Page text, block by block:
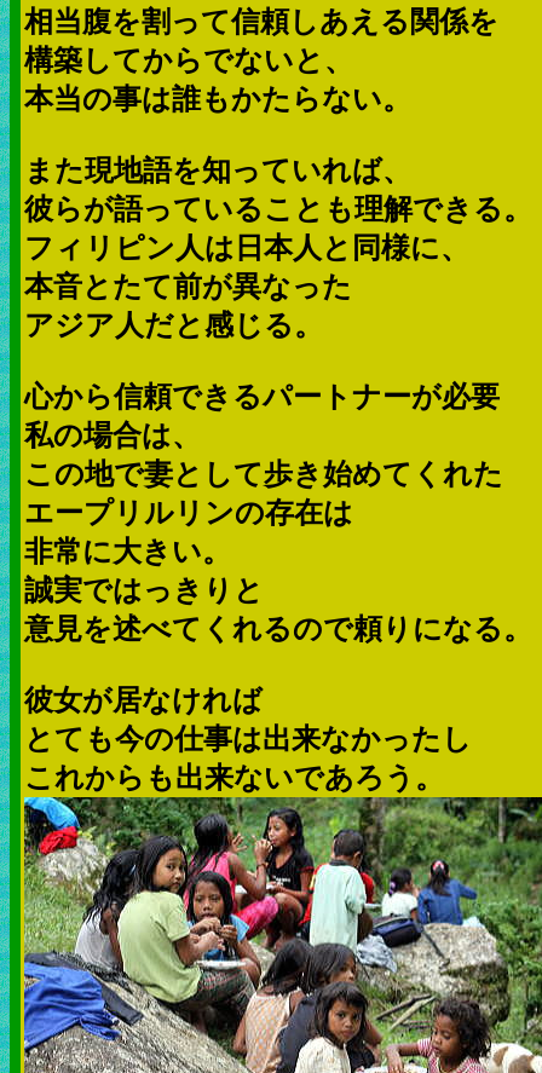
相当腹を割って信頼しあえる関係を
構築してからでないと、
本当の事は誰もかたらない。
また現地語を知っていれば、
彼らが語っていることも理解できる。
フィリピン人は日本人と同様に、
本音とたて前が異なった
アジア人だと感じる。
心から信頼できるパートナーが必要
私の場合は、
この地で妻として歩き始めてくれた
エープリルリンの存在は
非常に大きい。
誠実ではっきりと
意見を述べてくれるので頼りになる。
彼女が居なければ
とても今の仕事は出来なかったし
これからも出来ないであろう。